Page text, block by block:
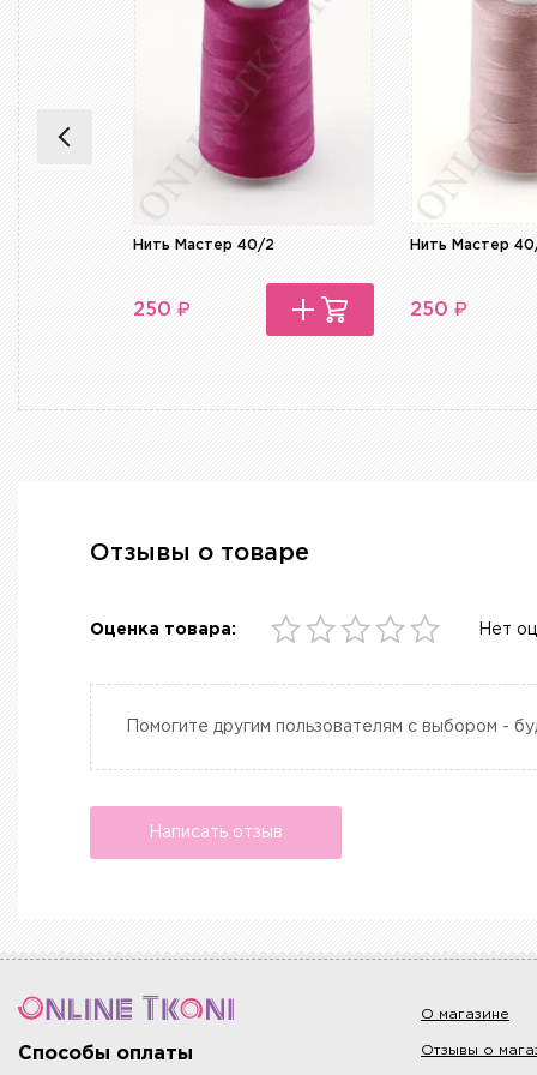
Нить Мастер 40/2
250 ₽
Нить Мастер
250 ₽
Отзывы о товаре
Оценка товара: Нет
Помогите другим пользователям с выбором -
Написать отзыв
Способы оплаты
О магазине
Отзывы о